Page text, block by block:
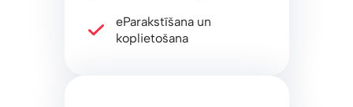
eParakstīšana un
koplietošana